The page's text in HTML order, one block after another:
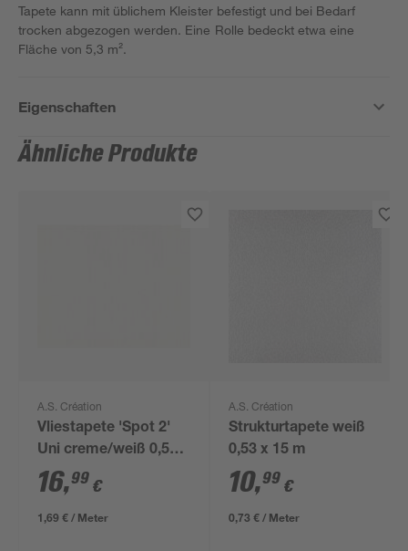
Tapete kann mit üblichem Kleister befestigt und bei Bedarf
trocken abgezogen werden. Eine Rolle bedeckt etwa eine
Fläche von 5,3 m².
Eigenschaften
Ähnliche Produkte
A.S. Création
Vliestapete 'Spot 2'
Uni creme/weiß 0,53 x
10,05 m
16,99 €
1,69 € / Meter
A.S. Création
Strukturtapete weiß
0,53 x 15 m
10,99 €
0,73 € / Meter